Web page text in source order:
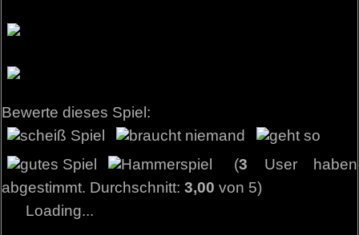
Bewerte dieses Spiel:
(3 User haben
abgestimmt. Durchschnitt:3,00 von 5)
Loading...